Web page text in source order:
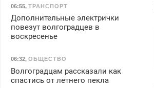
06:55, ТРАНСПОРТ
Дополнительные электрички
повезут волгоградцев в
воскресенье
06:32, ОБЩЕСТВО
Волгоградцам рассказали как
спастись от летнего пекла